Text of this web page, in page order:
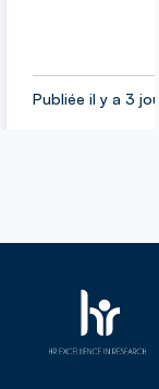
Publiée il y a 3